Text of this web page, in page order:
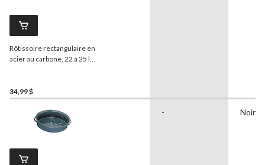
Rôtissoire rectangulaire en
acier au carbone, 22 à 25 lb,
34,99 $
- Noir